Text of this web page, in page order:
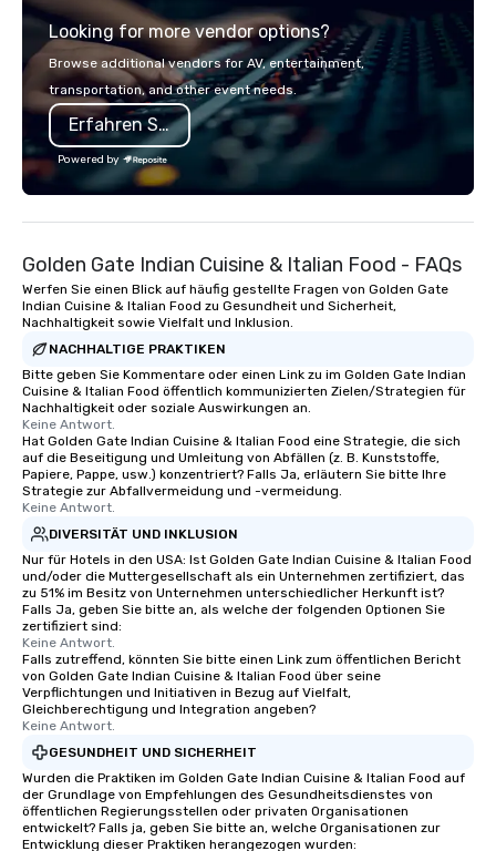
from the gateway City of San
Francisco to the California wine
country with a focus on superb hiking,
lodging, food and wine. We also have
a Monterey Bay Trek.
events, exclusive
on-site coordination.
executive gatherings
each client’s goals. Our multilingual
Spanish, and English,
we are committed to
ethical business
responsible tourism. With experience
Las Vegas, Chicago,
New Orleans, we
ground support to
life.
Looking for more vendor options?
Browse additional vendors for AV, entertainment,
transportation, and other event needs.
Erfahren Sie mehr
Powered by
Golden Gate Indian Cuisine & Italian Food - FAQs
Werfen Sie einen Blick auf häufig gestellte Fragen von Golden Gate
Indian Cuisine & Italian Food zu Gesundheit und Sicherheit,
Nachhaltigkeit sowie Vielfalt und Inklusion.
NACHHALTIGE PRAKTIKEN
Bitte geben Sie Kommentare oder einen Link zu im Golden Gate Indian
Cuisine & Italian Food öffentlich kommunizierten Zielen/Strategien für
Nachhaltigkeit oder soziale Auswirkungen an.
Keine Antwort.
Hat Golden Gate Indian Cuisine & Italian Food eine Strategie, die sich
auf die Beseitigung und Umleitung von Abfällen (z. B. Kunststoffe,
Papiere, Pappe, usw.) konzentriert? Falls Ja, erläutern Sie bitte Ihre
Strategie zur Abfallvermeidung und -vermeidung.
Keine Antwort.
DIVERSITÄT UND INKLUSION
Nur für Hotels in den USA: Ist Golden Gate Indian Cuisine & Italian Food
und/oder die Muttergesellschaft als ein Unternehmen zertifiziert, das
zu 51% im Besitz von Unternehmen unterschiedlicher Herkunft ist?
Falls Ja, geben Sie bitte an, als welche der folgenden Optionen Sie
zertifiziert sind:
Keine Antwort.
Falls zutreffend, könnten Sie bitte einen Link zum öffentlichen Bericht
von Golden Gate Indian Cuisine & Italian Food über seine
Verpflichtungen und Initiativen in Bezug auf Vielfalt,
Gleichberechtigung und Integration angeben?
Keine Antwort.
GESUNDHEIT UND SICHERHEIT
Wurden die Praktiken im Golden Gate Indian Cuisine & Italian Food auf
der Grundlage von Empfehlungen des Gesundheitsdienstes von
öffentlichen Regierungsstellen oder privaten Organisationen
entwickelt? Falls ja, geben Sie bitte an, welche Organisationen zur
Entwicklung dieser Praktiken herangezogen wurden: